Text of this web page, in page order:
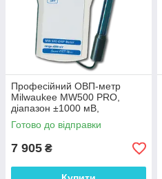
Професійний ОВП-метр
Milwaukee MW500 PRO,
діапазон ±1000 мВ,
Угорщина
Готово до відправки
7 905 ₴